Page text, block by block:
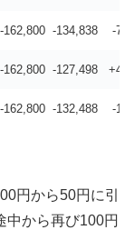
-162,800 -134,838 -
-162,800 -127,498
-162,800 -132,488 -
円から50円に引
中から再び100円